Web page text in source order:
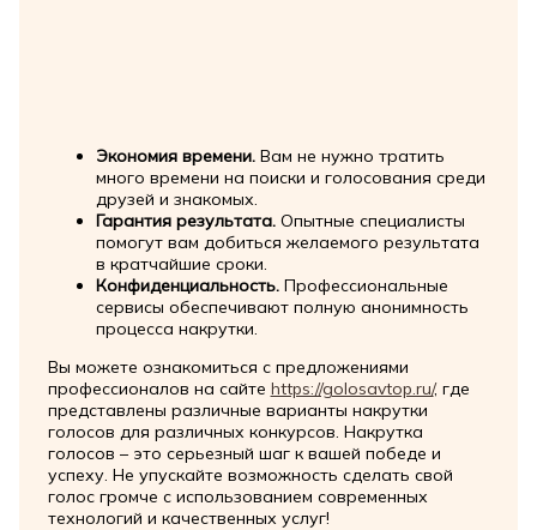
Экономия времени.Вам не нужно тратить
много времени на поиски и голосования среди
друзей и знакомых.
Гарантия результата.Опытные специалисты
помогут вам добиться желаемого результата
в кратчайшие сроки.
Конфиденциальность.Профессиональные
сервисы обеспечивают полную анонимность
процесса накрутки.
Вы можете ознакомиться с предложениями
профессионалов на сайте https://golosavtop.ru/, где
представлены различные варианты накрутки
голосов для различных конкурсов. Накрутка
голосов – это серьезный шаг к вашей победе и
успеху. Не упускайте возможность сделать свой
голос громче с использованием современных
технологий и качественных услуг!